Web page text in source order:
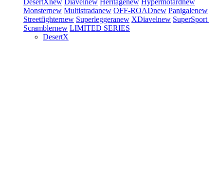
DesertXnew Diavelnew Heritagenew Hypermotardnew
Monsternew Multistradanew OFF-ROADnew Panigalenew
Streetfighternew Superleggeranew XDiavelnew SuperSport
Scramblernew LIMITED SERIES
DesertX